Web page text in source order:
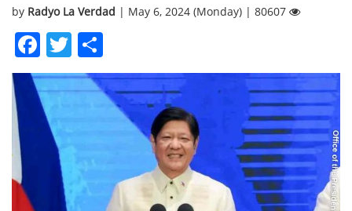
by Radyo La Verdad | May 6, 2024 (Monday) | 80607
Facebook
Twitter